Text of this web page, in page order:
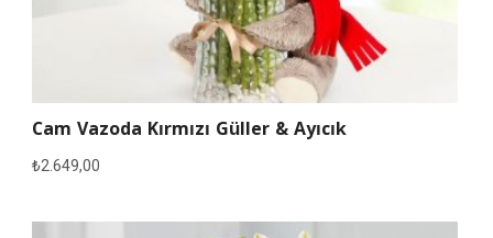
Cam Vazoda Kırmızı Güller & Ayıcık
₺2.649,00